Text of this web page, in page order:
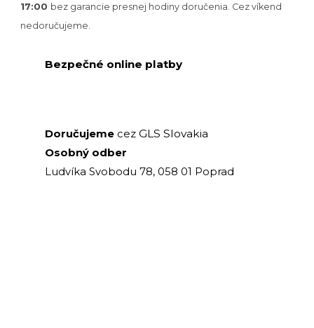
17:00 bez garancie presnej hodiny doručenia. Cez víkend
nedoručujeme.
Bezpečné online platby
Doručujeme cez GLS Slovakia
Osobný odber
Ludvíka Svobodu 78, 058 01 Poprad